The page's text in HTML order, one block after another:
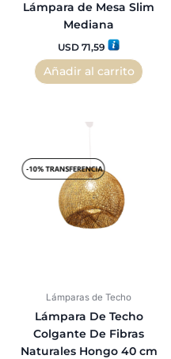
Lámpara de Mesa Slim
Mediana
USD 71,59
Añadir al carrito
Lámparas de Techo
Lámpara De Techo
Colgante De Fibras
Naturales Hongo 40 cm